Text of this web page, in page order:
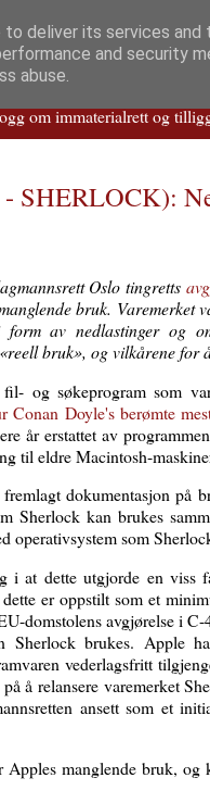
om immaterialrett og
SHERLOCK):
Oslo tingretts
bruk.
av nedlastinger og
bruk», og vilkårene for
og søkeprogram som
Conan Doyle's berømte
år erstattet av
til eldre Macintosh-
dokumentasjon på
Sherlock kan brukes
operativsystem som
i at dette utgjorde en
er oppstilt som et
domstolens avgjørelse i
Sherlock brukes. Apple
vederlagsfritt
å relansere varemerket
ansett som et
manglende bruk,
deliver its services
and security
abuse.